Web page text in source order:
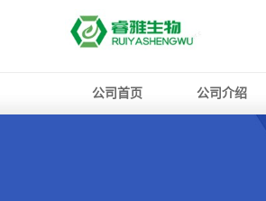
公司首页 公司介绍